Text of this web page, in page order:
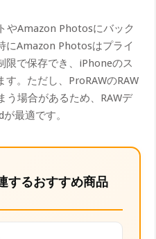
やAmazon Photosにバック
にAmazon Photosはプライ
限で保存でき、iPhoneのス
す。ただし、ProRAWのRAW
う場合があるため、RAWデ
最適です。
するおすすめ商品